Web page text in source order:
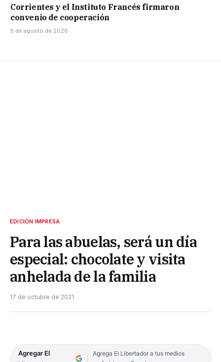
Corrientes y el Instituto Francés firmaron
convenio de cooperación
5 de agosto de 2026
EDICIÓN IMPRESA
Para las abuelas, será un día
especial: chocolate y visita
anhelada de la familia
17 de octubre de 2021
Agregar El
Agrega El Libertador a tus medios